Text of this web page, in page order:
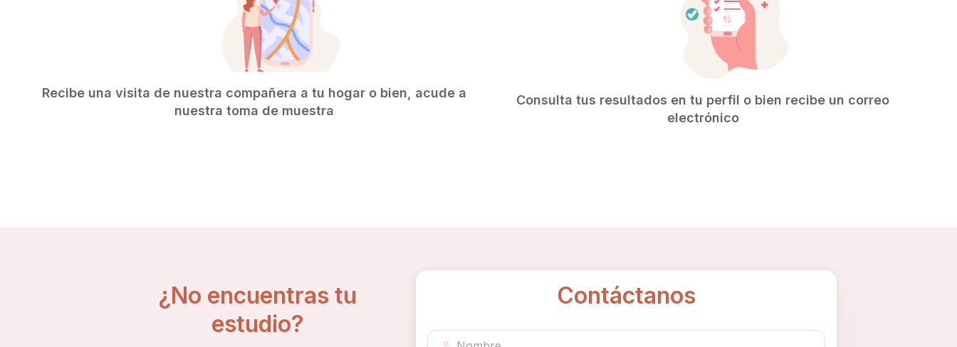
Recibe una visita de nuestra compañera a tu hogar o bien, acude a
nuestra toma de muestra
Consulta tus resultados en tu perfil o bien recibe un correo
electrónico
¿No encuentras tu
estudio?
Contáctanos